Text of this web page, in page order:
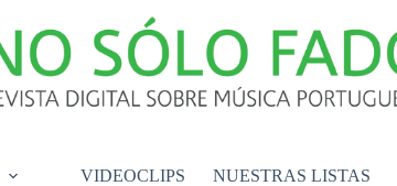
VIDEOCLIPS NUESTRAS LISTAS